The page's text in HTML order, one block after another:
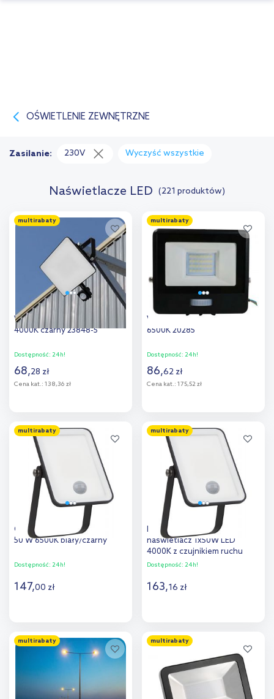
OŚWIETLENIE ZEWNĘTRZNE
Naświetlacze LED (221 produktów)
Zasilanie: 230V Wyczyść wszystkie
multirabaty
V-TAC Fluxi naświetlacz 50 W
4000K czarny 23848-5
Dostępność: 24h!
68,28 zł
Cena kat.: 138,36 zł
Dodaj do
porównania
multirabaty
V-TAC naświetlacz 20 W
6500K 20285
Dostępność: 24h!
86,62 zł
Cena kat.: 175,52 zł
Dodaj do
porównania
multirabaty
Osram Essential naświetlacz
50 W 6500K biały/czarny
Dostępność: 24h!
147,00 zł
Dodaj do
porównania
multirabaty
Ledvance Essential
naświetlacz 1x50W LED
4000K z czujnikiem ruchu
czarny/biały
Dostępność: 24h!
163,16 zł
Dodaj do
porównania
multirabaty multirabaty